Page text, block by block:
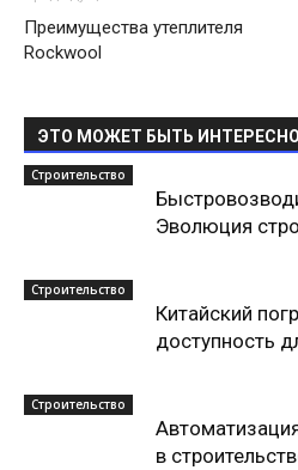
Преимущества утеплителя
Rockwool
ЭТО МОЖЕТ БЫТЬ ИНТЕРЕСНО
Строительство
Эволюция
Строительство
Китайский
доступность
Строительство
в